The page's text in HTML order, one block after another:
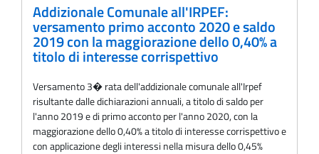
Addizionale Comunale all'IRPEF:
versamento primo acconto 2020 e saldo
2019 con la maggiorazione dello 0,40% a
titolo di interesse corrispettivo
Versamento 3� rata dell'addizionale comunale all'Irpef
risultante dalle dichiarazioni annuali, a titolo di saldo per
l'anno 2019 e di primo acconto per l'anno 2020, con la
maggiorazione dello 0,40% a titolo di interesse corrispettivo e
con applicazione degli interessi nella misura dello 0,45%